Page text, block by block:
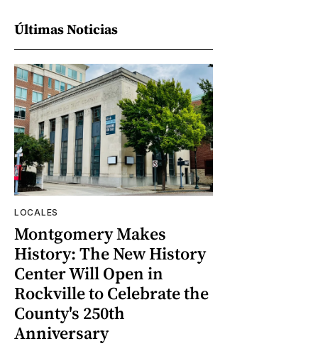
Últimas Noticias
LOCALES
Montgomery Makes
History: The New History
Center Will Open in
Rockville to Celebrate the
County's 250th
Anniversary